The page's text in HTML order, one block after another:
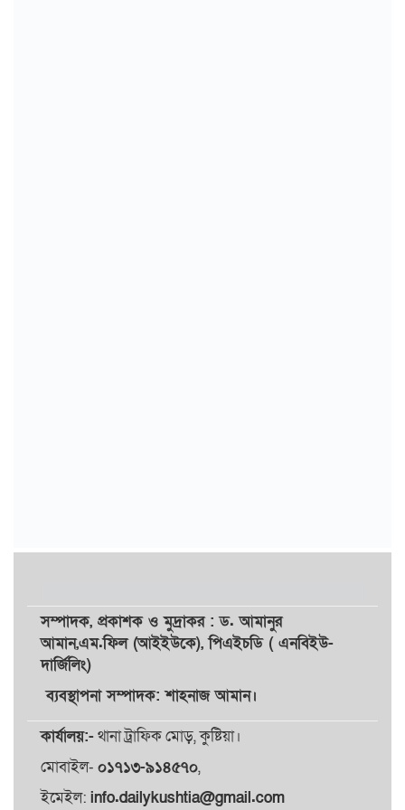
সম্পাদক, প্রকাশকওমুদ্রাকর: ড. আমানুর
আমান,এম.ফিল (আইইউকে), পিএইচডি ( এনবিইউ-
দার্জিলিং)
ব্যবস্থাপনা সম্পাদক: শাহনাজ আমান।
কার্যালয়:-থানা ট্রাফিক মোড়, কুষ্টিয়া।
মোবাইল- ০১৭১৩-৯১৪৫৭০,
ইমেইল: info.dailykushtia@gmail.com